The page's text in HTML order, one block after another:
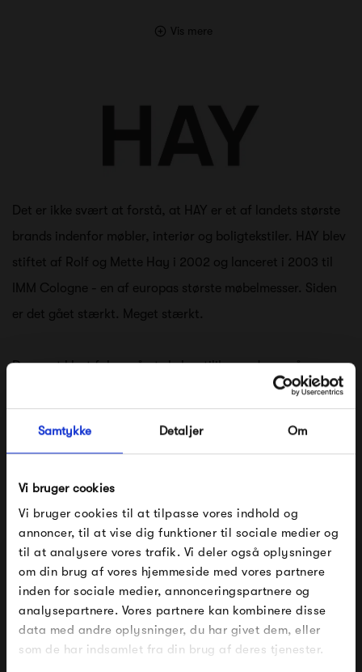
Samtykke Detaljer Om
Vi bruger cookies
Vi bruger cookies til at tilpasse vores indhold og
annoncer, til at vise dig funktioner til sociale medier og
til at analysere vores trafik. Vi deler også oplysninger
om din brug af vores hjemmeside med vores partnere
inden for sociale medier, annonceringspartnere og
analysepartnere. Vores partnere kan kombinere disse
data med andre oplysninger, du har givet dem, eller
som de har indsamlet fra din brug af deres tjenester.
Vis mere
Det er ikke svært at forstå, at HAY er et af landets største
brands indenfor møbler, interiør og boligtekstiler. HAY blev
stiftet af Rolf og Mette Hay i 2002 og lanceret i 2003 til
IMM Cologne - en af europas største møbelmesser. Siden
er det gået stærkt. Meget stærkt.
Der er et klart fokus på at skabe stilikoner der er så
enestående simple i deres udtryk, at det næsten virker
tradition som findes herhjemme.
Se alle varer fra HAY
Produkter fra samme kategori
FÅ 10% PÅ DIN NÆSTE ORDRE
Indtast din e-mail, så sender vi rabatkoden til dig på
mail. Minimumsbeløb er 499 kr. for at indløse
rabatten.